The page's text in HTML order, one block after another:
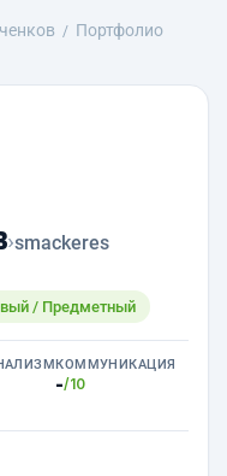
Портфолио
›smackeres
/ Предметный
КОММУНИКАЦИЯ
-/10